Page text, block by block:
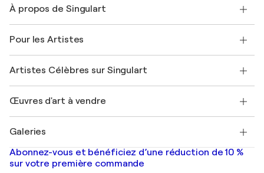
Expédition
Offrir une carte cadeau
Rejoignez notre programme commercial
Mon compte
+33 1 76 44 06 42
À propos de Singulart
FAQ
Magazine Singulart
Emplois
Découvrez une sélection d'art original
Pour les Artistes
Se connecter en tant qu'Artiste
Artistes Célèbres sur Singulart
Marc Chagall
Banksy
Mr. Brainwash
Shepard Fairey
Œuvres d'art à vendre
Tableaux abstraits à vendre
Peintures de paysage
Estampes
Galeries
Galeries d'art en France
Galeries d'art en Belgique
Abonnez-vous et bénéficiez d’une réduction de 10 %
sur votre première commande